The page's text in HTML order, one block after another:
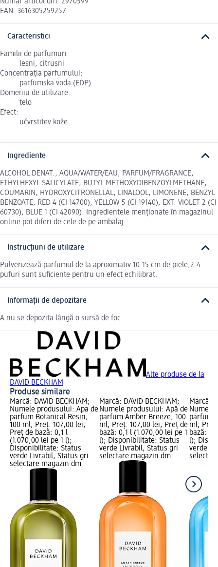
EAN: 3616305259257
Caracteristici
Familii de parfumuri:
lesni, citrusni
Concentrația parfumului:
parfumska voda (EDP)
Domeniu de utilizare:
telo
Efect:
učvrstitev kože
Ingrediente
ALCOHOL DENAT., AQUA/WATER/EAU, PARFUM/FRAGRANCE,
ETHYLHEXYL SALICYLATE, BUTYL METHOXYDIBENZOYLMETHANE,
COUMARIN, HYDROXYCITRONELLAL, LINALOOL, LIMONENE, BENZYL
BENZOATE, RED 4 (CI 14700), YELLOW 5 (CI 19140), EXT. VIOLET 2 (CI
60730), BLUE 1 (CI 42090). Ingredientele menționate în magazinul
online pot diferi de cele de pe ambalaj.
Instrucțiuni de utilizare
Pulverizează parfumul de la aproximativ 10-15 cm de piele,2-4
pufuri sunt suficiente pentru un efect echilibrat.
Informații de depozitare
A nu se depozita lângă o sursă de foc
Alte produse de la
DAVID BECKHAM
Produse similare
Marcă: DAVID BECKHAM;
Numele produsului: Apa de
parfum Botanical Resin,
100 ml; Preț: 107,00 lei;
Preț de bază: 0,1 l
(1.070,00 lei pe 1 l);
Disponibilitate: Status
verde Livrabil, Status gri
selectare magazin dm
Marcă: DAVID BECKHAM;
Numele produsului: Apă de
parfum Amber Breeze, 100
ml; Preț: 107,00 lei; Preț de
bază: 0,1 l (1.070,00 lei pe 1
l); Disponibilitate: Status
verde Livrabil, Status gri
selectare magazin dm
Marcă:
Numele
parfum
ml;
bază:
l);
verde